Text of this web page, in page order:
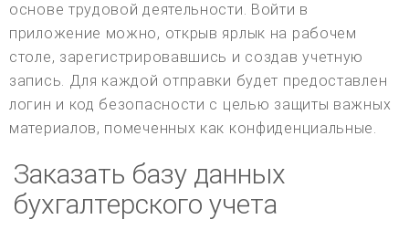
основе трудовой деятельности. Войти в
приложение можно, открыв ярлык на рабочем
столе, зарегистрировавшись и создав учетную
запись. Для каждой отправки будет предоставлен
логин и код безопасности с целью защиты важных
материалов, помеченных как конфиденциальные.
Заказать базу данных
бухгалтерского учета